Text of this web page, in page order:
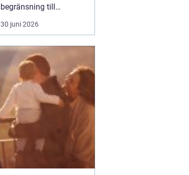
begränsning till
möjligheter. Efter en
skada, sjukdom eller
kroppen kännas
främmande och
vardagen tung. Med rätt
stöd inom rehab Svedala
k...
30 juni 2026